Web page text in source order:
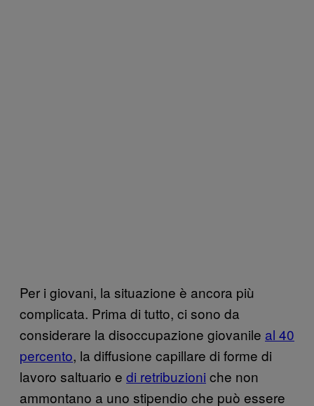
Per i giovani, la situazione è ancora più
complicata. Prima di tutto, ci sono da
considerare la disoccupazione giovanile al 40
percento, la diffusione capillare di forme di
lavoro saltuario e di retribuzioni che non
ammontano a uno stipendio che può essere